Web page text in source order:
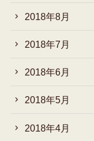
2018年8月
2018年7月
2018年6月
2018年5月
2018年4月